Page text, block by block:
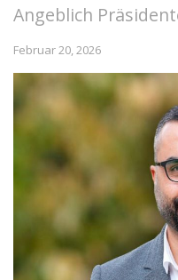
Angeblich
Februar 20, 2026